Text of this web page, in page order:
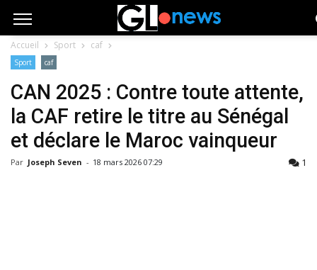
Accueil Sport caf
Sport caf
CAN 2025 : Contre toute attente,
la CAF retire le titre au Sénégal
et déclare le Maroc vainqueur
Par Joseph Seven - 18 mars 2026 07:29 1